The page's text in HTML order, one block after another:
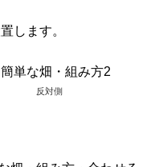
します。
反対側